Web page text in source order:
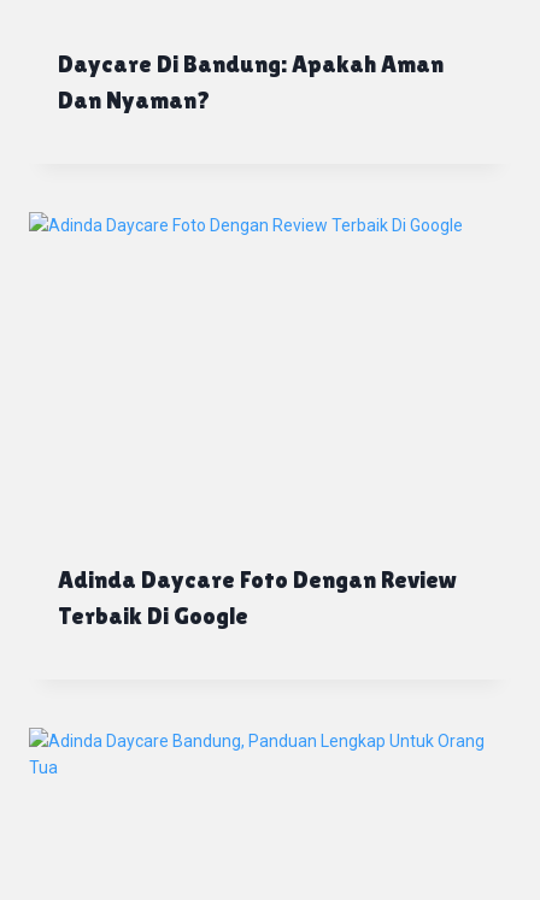
Daycare Di Bandung: Apakah Aman
Dan Nyaman?
Adinda Daycare Foto Dengan Review
Terbaik Di Google